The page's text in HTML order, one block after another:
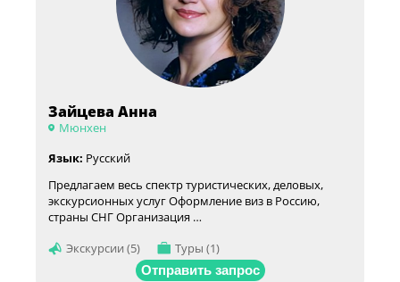
Зайцева Анна
Мюнхен
Язык: Русский
Предлагаем весь спектр туристических, деловых,
экскурсионных услуг Оформление виз в Россию,
страны СНГ Организация …
Экскурсии (5)
Туры (1)
Отправить запрос